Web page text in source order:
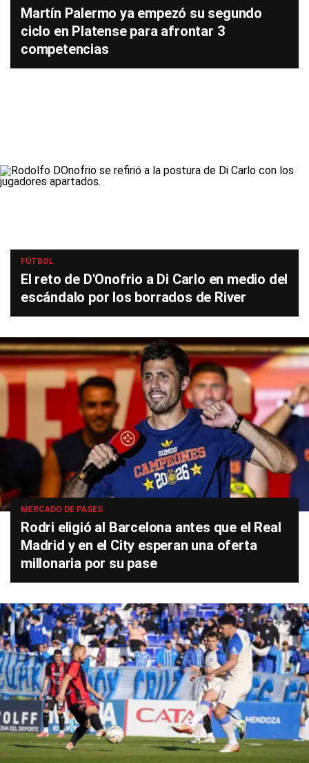
Martín Palermo ya empezó su segundo
ciclo en Platense para afrontar 3
competencias
FÚTBOL
El reto de D'Onofrio a Di Carlo en medio del
escándalo por los borrados de River
MERCADO DE PASES
Rodri eligió al Barcelona antes que el Real
Madrid y en el City esperan una oferta
millonaria por su pase